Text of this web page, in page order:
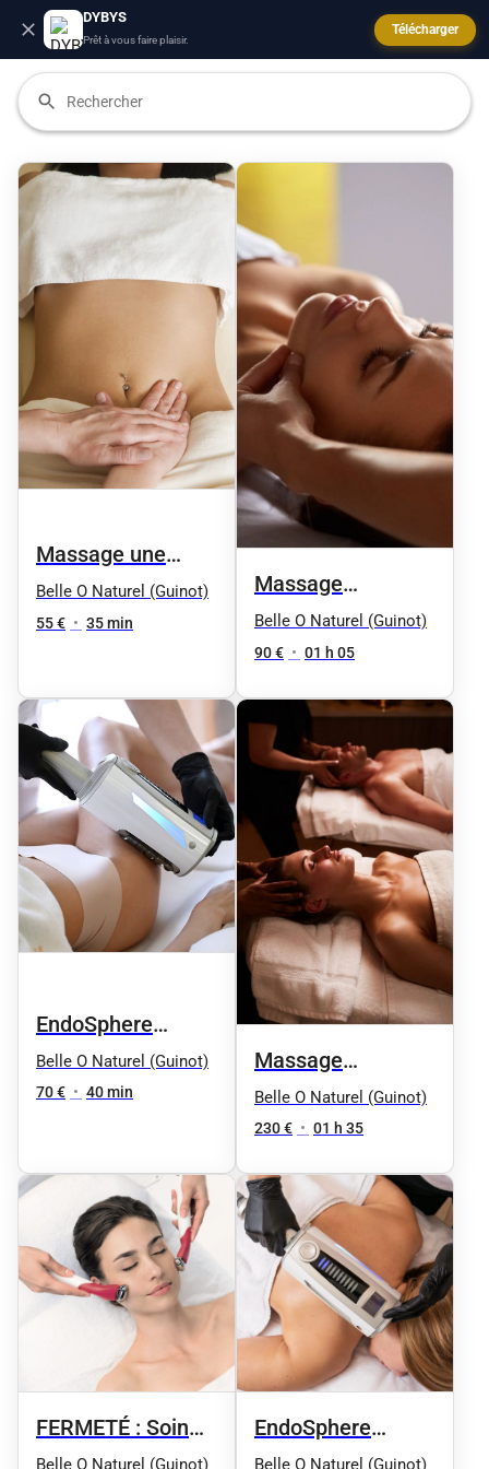
DYBYS
Prêt à vous faire plaisir.
Télécharger
Massage une
zone
Belle O Naturel (Guinot)
55 € • 35 min
Massage
Signature corps et
visage
Belle O Naturel (Guinot)
90 € • 01 h 05
EndoSphere
Therapy -
Compression par
Belle O Naturel (Guinot)
70 € • 40 min
Massage
Signature en Duo
90mn
Belle O Naturel (Guinot)
230 € • 01 h 35
FERMETÉ : Soin
lifting immédiat
Belle O Naturel (Guinot)
EndoSphere
Therapy - 8
Belle O Naturel (Guinot)